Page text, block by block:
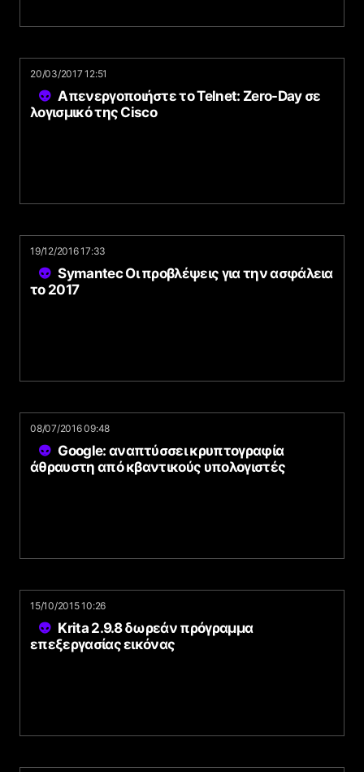
20/03/2017 12:51
Απενεργοποιήστε το Telnet: Zero-Day σε
λογισμικό της Cisco
19/12/2016 17:33
Symantec Οι προβλέψεις για την ασφάλεια
το 2017
08/07/2016 09:48
Google: αναπτύσσει κρυπτογραφία
άθραυστη από κβαντικούς υπολογιστές
15/10/2015 10:26
Krita 2.9.8 δωρεάν πρόγραμμα
επεξεργασίας εικόνας